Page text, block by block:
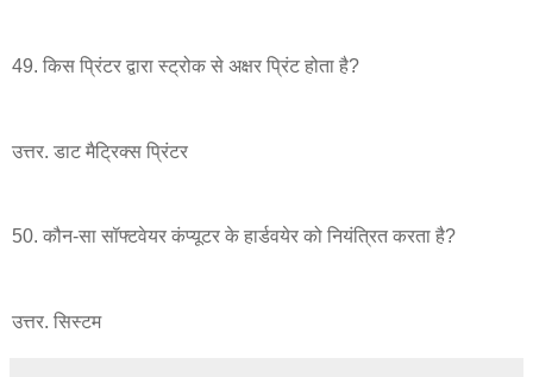
49. किस प्रिंटर द्वारा स्ट्रोक से अक्षर प्रिंट होता है?
उत्तर. डाट मैट्रिक्स प्रिंटर
50. कौन-सा सॉफ्टवेयर कंप्यूटर के हार्डवयेर को नियंत्रित करता है?
उत्तर. सिस्टम